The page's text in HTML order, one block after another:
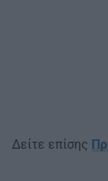
Δείτε επίσης